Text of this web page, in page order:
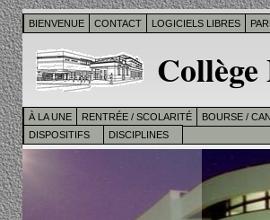
BIENVENUE CONTACT LOGICIELS LIBRES
À LA UNE RENTRÉE / SCOLARITÉ BOURSE /
DISPOSITIFS
DISCIPLINES